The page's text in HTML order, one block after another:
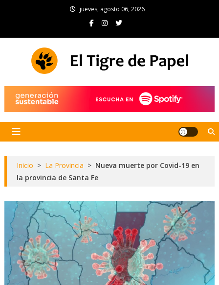
jueves, agosto 06, 2026
Inicio > La Provincia > Nueva muerte por Covid-19 en
la provincia de Santa Fe